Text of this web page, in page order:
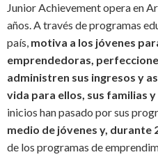
Junior Achievement opera en
años. A través de programas
país, motiva a los jóvenes
emprendedoras,
administren sus ingresos y
vida para ellos, sus familias
inicios han pasado por sus
medio de jóvenes y, durante
de los programas de